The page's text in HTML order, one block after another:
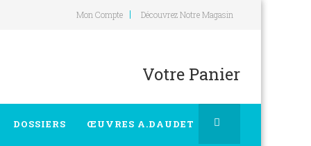
Mon Compte Découvrez Notre Magasin
Votre Panier
DOSSIERS ŒUVRES A.DAUDET